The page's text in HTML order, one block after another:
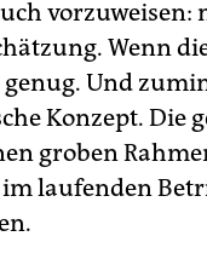
vorzuweisen:
Wenn
Und
Konzept. Die
groben
laufenden